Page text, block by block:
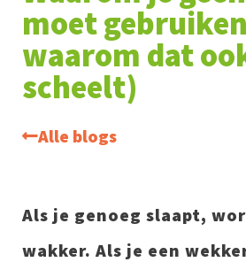
moet
waarom dat
scheelt)
Alle blogs
Als je genoeg slaapt,
wakker. Als je een